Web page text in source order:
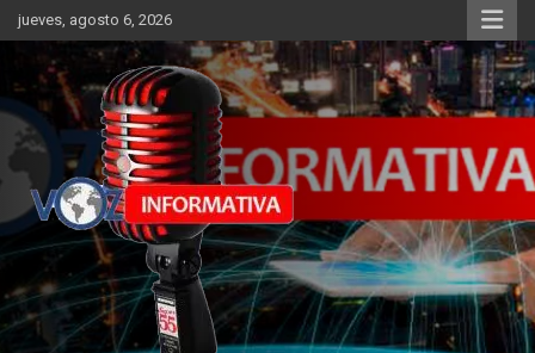
Skip
to
content
jueves, agosto 6, 2026